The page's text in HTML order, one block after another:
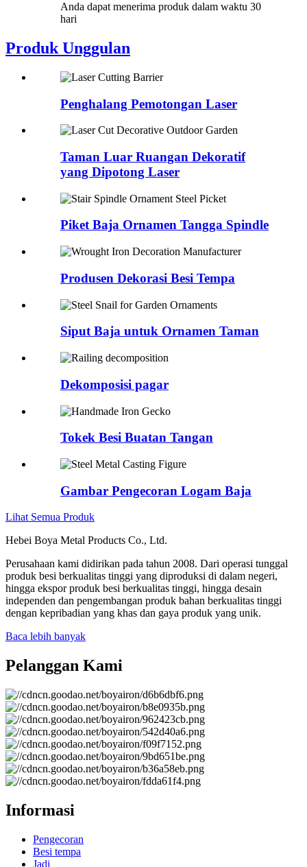
Anda dapat menerima produk dalam waktu 30
hari
Produk Unggulan
Penghalang Pemotongan Laser
Taman Luar Ruangan Dekoratif
yang Dipotong Laser
Piket Baja Ornamen Tangga Spindle
Produsen Dekorasi Besi Tempa
Siput Baja untuk Ornamen Taman
Dekomposisi pagar
Tokek Besi Buatan Tangan
Gambar Pengecoran Logam Baja
Lihat Semua Produk
Hebei Boya Metal Products Co., Ltd.
Perusahaan kami didirikan pada tahun 2008. Dari operasi tunggal
produk besi berkualitas tinggi yang diproduksi di dalam negeri,
hingga ekspor produk besi berkualitas tinggi, hingga desain
independen dan pengembangan produk bahan berkualitas tinggi
dengan kepribadian yang khas dan gaya produk yang unik.
Baca lebih banyak
Pelanggan Kami
Informasi
Pengecoran
Besi tempa
Jadi